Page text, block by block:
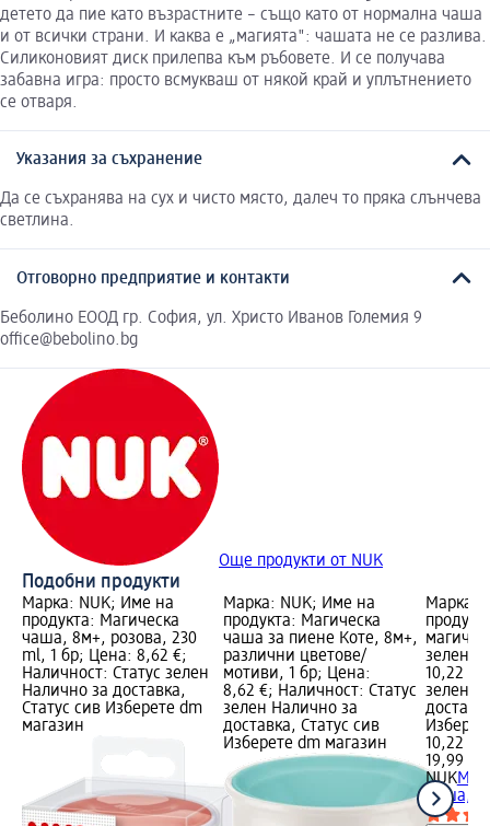
детето да пие като възрастните – също като от нормална чаша
и от всички страни. И каква е „магията": чашата не се разлива.
Силиконовият диск прилепва към ръбовете. И се получава
забавна игра: просто всмукваш от някой край и уплътнението
се отваря.
Указания за съхранение
Да се съхранява на сух и чисто място, далеч то пряка слънчева
светлина.
Отговорно предприятие и контакти
Беболино ЕООД гр. София, ул. Христо Иванов Големия 9
office@bebolino.bg
Още продукти от NUK
Подобни продукти
Марка: NUK; Име на
продукта: Магическа
чаша, 8м+, розова, 230
ml, 1 бр; Цена: 8,62 €;
Наличност: Статус зелен
Налично за доставка,
Статус сив Изберете dm
магазин
Марка: NUK; Име на
продукта: Магическа
чашa за пиене Коте, 8м+,
различни цветове/
мотиви, 1 бр; Цена:
8,62 €; Наличност: Статус
зелен Налично за
доставка, Статус сив
Изберете dm магазин
Марка:
зеленa,
10,22 €;
зелен
10,22 €
19,99 лв.
NUK
чаша,